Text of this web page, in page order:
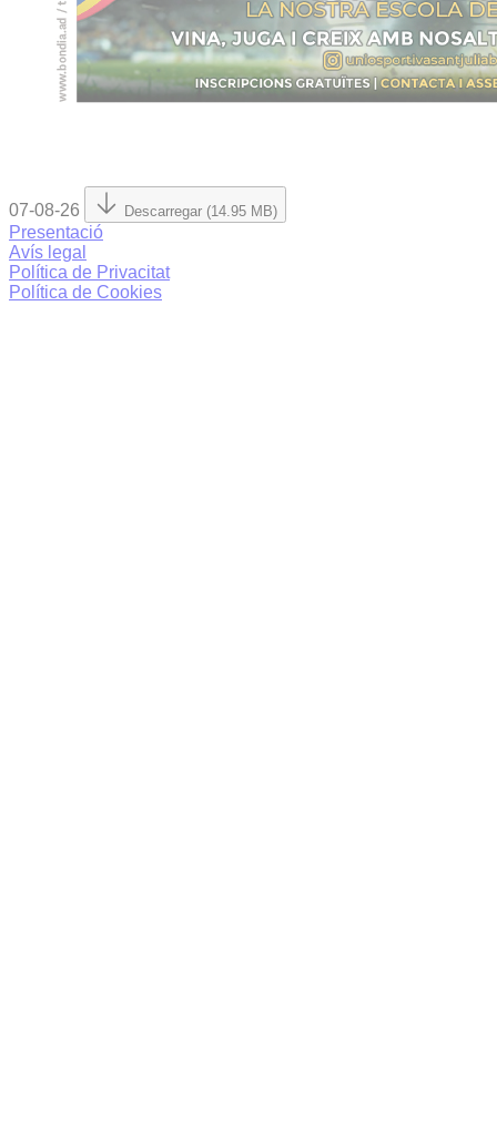
07-08-26 Descarregar (14.95 MB)
Presentació
Avís legal
Política de Privacitat
Política de Cookies